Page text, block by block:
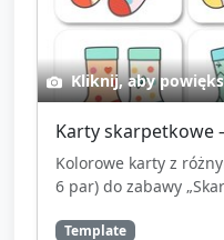
Kliknij, aby
Karty skarpetkowe
Kolorowe karty z
6 par) do zabawy
Template